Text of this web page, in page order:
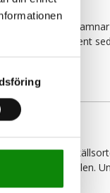
rejält
alltså det som
med 23 procent
inte
av svenskarna
återvinningsmålen.